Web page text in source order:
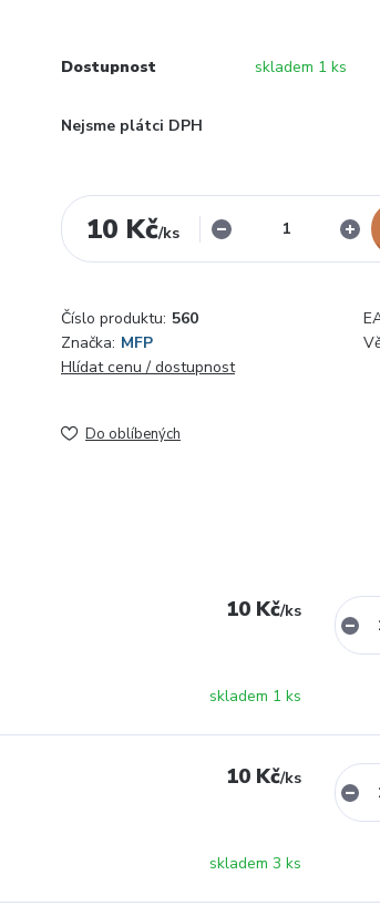
Dostupnost skladem 1 ks
Nejsme plátci DPH
10 Kč/ks
Číslo produktu: 560
Značka: MFP
Hlídat cenu / dostupnost
Do oblíbených
10 Kč/ks
skladem 1 ks
10 Kč/ks
skladem 3 ks